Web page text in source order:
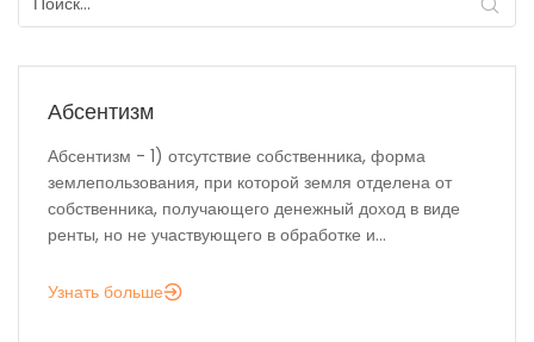
Абсентизм
Абсентизм - 1) отсутствие собственника, форма
землепользования, при которой земля отделена от
собственника, получающего денежный доход в виде
ренты, но не участвующего в обработке и...
Узнать больше